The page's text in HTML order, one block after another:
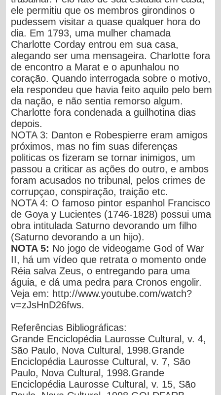
ele permitiu que os membros girondinos o
pudessem visitar a quase qualquer hora do
dia. Em 1793, uma mulher chamada
Charlotte Corday entrou em sua casa,
alegando ser uma mensageira. Charlotte fora
de encontro a Marat e o apunhalou no
coração. Quando interrogada sobre o motivo,
ela respondeu que havia feito aquilo pelo bem
da nação, e não sentia remorso algum.
Charlotte fora condenada a guilhotina dias
depois.
NOTA 3: Danton e Robespierre eram amigos
próximos, mas no fim suas diferenças
politicas os fizeram se tornar inimigos, um
passou a criticar as ações do outro, e ambos
foram acusados no tribunal, pelos crimes de
corrupçao, conspiração, traição etc.
NOTA 4: O famoso pintor espanhol Francisco
de Goya y Lucientes (1746-1828) possui uma
obra intitulada Saturno devorando um filho
(Saturno devorando a un hijo).
NOTA 5: No jogo de videogame God of War
II, há um vídeo que retrata o momento onde
Réia salva Zeus, o entregando para uma
águia, e dá uma pedra para Cronos engolir.
Veja em: http://www.youtube.com/watch?
v=zJsHnD26fws.
Referências Bibliográficas:
Grande Enciclopédia Laurosse Cultural , v. 4,
São Paulo, Nova Cultural, 1998.Grande
Enciclopédia Laurosse Cultural , v. 7, São
Paulo, Nova Cultural, 1998.Grande
Enciclopédia Laurosse Cultural , v. 15, São